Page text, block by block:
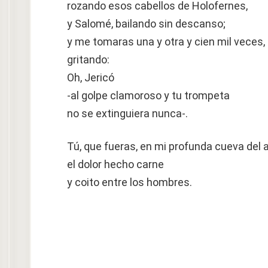
rozando esos cabellos de Holofernes,
y Salomé, bailando sin descanso;
y me tomaras una y otra y cien mil veces,
gritando:
Oh, Jericó
-al golpe clamoroso y tu trompeta
no se extinguiera nunca-.
Tú, que fueras, en mi profunda cueva del
el dolor hecho carne
y coito entre los hombres.